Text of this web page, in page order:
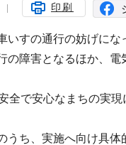
印刷
すの通行の妨げにな
障害となるほか、電
全で安心なまちの実
うち、実施へ向け具体